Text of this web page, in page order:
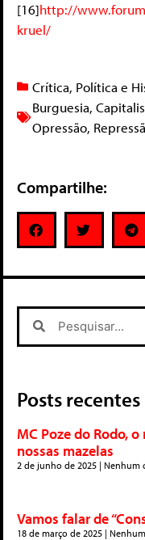
[16]http://
kruel/
Crítica, Política e
Burguesia,
Opressão,
Compartilhe:
Posts recentes
MC Poze do Rodo,
nossas mazelas
2 de junho de 2025 Nenhum
Vamos falar de
18 de março de 2025